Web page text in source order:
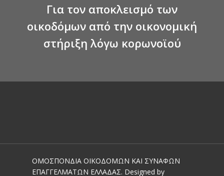
Για τον αποκλεισμό των
οικοδόμων από την οικονομική
στήριξη λόγω κορωνοϊού
ΟΜΟΣΠΟΝΔΙΑ ΟΙΚΟΔΟΜΩΝ ΚΑΙ ΣΥΝΑΦΩΝ
ΕΠΑΓΓΕΛΜΑΤΩΝ ΕΛΛΑΔΑΣ. Designed by